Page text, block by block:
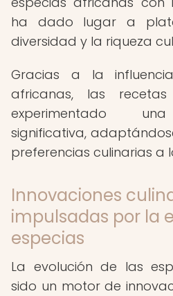
ha dado lugar a
diversidad y la riqueza
Gracias a la
africanas, las
experimentado
significativa,
preferencias culinarias a
Innovaciones
impulsadas por la
especias
La evolución de las
sido un motor de